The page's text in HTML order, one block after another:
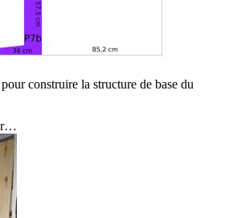
construire la structure de base du